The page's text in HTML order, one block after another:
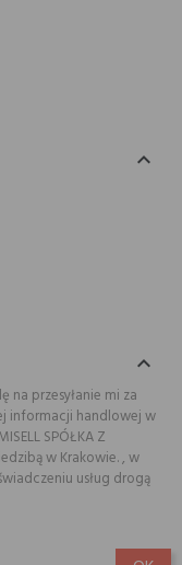


na przesyłanie mi za
informacji handlowej w
SPÓŁKA Z
w Krakowie. , w
usług drogą